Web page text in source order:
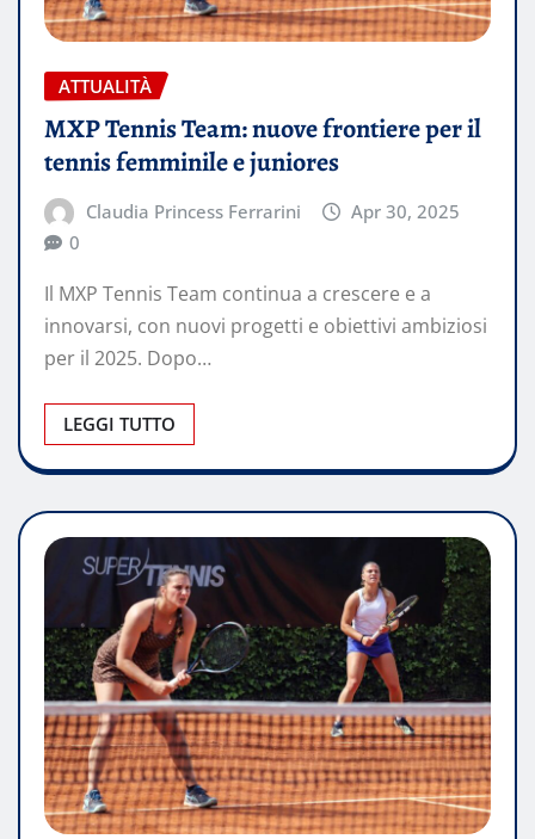
ATTUALITÀ
MXP Tennis Team: nuove frontiere per il
tennis femminile e juniores
Claudia Princess Ferrarini
Apr 30, 2025
0
Il MXP Tennis Team continua a crescere e a
innovarsi, con nuovi progetti e obiettivi ambiziosi
per il 2025. Dopo…
LEGGI TUTTO